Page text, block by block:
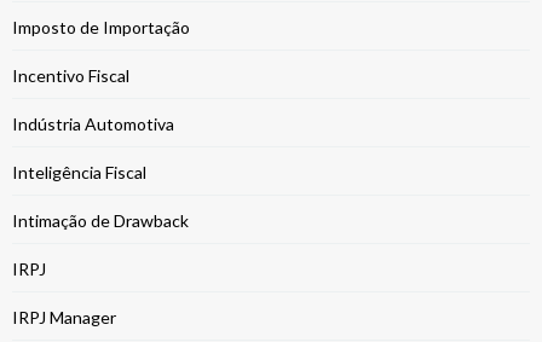
Imposto de Importação
Incentivo Fiscal
Indústria Automotiva
Inteligência Fiscal
Intimação de Drawback
IRPJ
IRPJ Manager